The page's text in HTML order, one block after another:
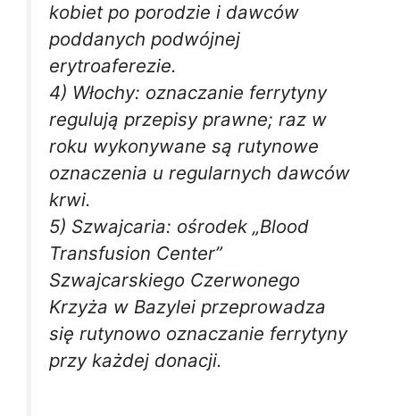
kobiet po porodzie i dawców
poddanych podwójnej
erytroaferezie.
4) Włochy: oznaczanie ferrytyny
regulują przepisy prawne; raz w
roku wykonywane są rutynowe
oznaczenia u regularnych dawców
krwi.
5) Szwajcaria: ośrodek „Blood
Transfusion Center”
Szwajcarskiego Czerwonego
Krzyża w Bazylei przeprowadza
się rutynowo oznaczanie ferrytyny
przy każdej donacji.